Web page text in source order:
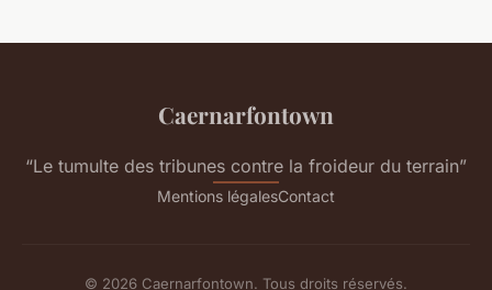
Caernarfontown
“Le tumulte des tribunes contre la froideur du terrain”
Mentions légalesContact
© 2026 Caernarfontown. Tous droits réservés.